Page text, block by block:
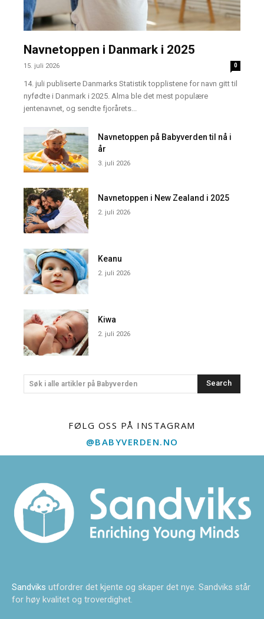
Navnetoppen i Danmark i 2025
15. juli 2026 0
14. juli publiserte Danmarks Statistik topplistene for navn gitt til
nyfødte i Danmark i 2025. Alma ble det mest populære
jentenavnet, og sendte fjorårets...
Navnetoppen på Babyverden til nå i
år
3. juli 2026
Navnetoppen i New Zealand i 2025
2. juli 2026
Keanu
2. juli 2026
Kiwa
2. juli 2026
Søk i alle artikler på Babyverden Search
FØLG OSS PÅ INSTAGRAM
@BABYVERDEN.NO
Sandviks utfordrer det kjente og skaper det nye. Sandviks står
for høy kvalitet og troverdighet.